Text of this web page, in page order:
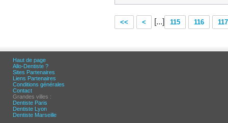
<< < [...] 115 116 117
Haut de page
Allo-Dentiste ?
Sites Partenaires
Liens Partenaires
Conditions générales
Contact
Grandes villes :
Dentiste Paris
Dentiste Lyon
Dentiste Marseille